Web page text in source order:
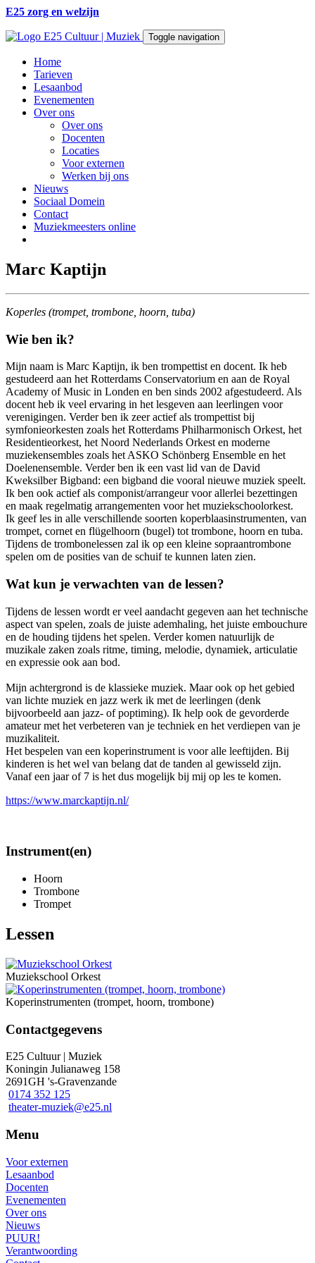
E25 zorg en welzijn
Toggle navigation
Home
Tarieven
Lesaanbod
Evenementen
Over ons
Over ons
Docenten
Locaties
Voor externen
Werken bij ons
Nieuws
Sociaal Domein
Contact
Muziekmeesters online
Marc Kaptijn
Koperles (trompet, trombone, hoorn, tuba)
Wie ben ik?
Mijn naam is Marc Kaptijn, ik ben trompettist en docent. Ik heb
gestudeerd aan het Rotterdams Conservatorium en aan de Royal
Academy of Music in Londen en ben sinds 2002 afgestudeerd. Als
docent heb ik veel ervaring in het lesgeven aan leerlingen voor
verenigingen. Verder ben ik zeer actief als trompettist bij
symfonieorkesten zoals het Rotterdams Philharmonisch Orkest, het
Residentieorkest, het Noord Nederlands Orkest en moderne
muziekensembles zoals het ASKO Schönberg Ensemble en het
Doelenensemble. Verder ben ik een vast lid van de David
Kweksilber Bigband: een bigband die vooral nieuwe muziek speelt.
Ik ben ook actief als componist/arrangeur voor allerlei bezettingen
en maak regelmatig arrangementen voor het muziekschoolorkest.
Ik geef les in alle verschillende soorten koperblaasinstrumenten, van
trompet, cornet en flügelhoorn (bugel) tot trombone, hoorn en tuba.
Tijdens de trombonelessen zal ik op een kleine sopraantrombone
spelen om de posities van de schuif te kunnen laten zien.
Wat kun je verwachten van de lessen?
Tijdens de lessen wordt er veel aandacht gegeven aan het technische
aspect van spelen, zoals de juiste ademhaling, het juiste embouchure
en de houding tijdens het spelen. Verder komen natuurlijk de
muzikale zaken zoals ritme, timing, melodie, dynamiek, articulatie
en expressie ook aan bod.
Mijn achtergrond is de klassieke muziek. Maar ook op het gebied
van lichte muziek en jazz werk ik met de leerlingen (denk
bijvoorbeeld aan jazz- of poptiming). Ik help ook de gevorderde
amateur met het verbeteren van je techniek en het verdiepen van je
muzikaliteit.
Het bespelen van een koperinstrument is voor alle leeftijden. Bij
kinderen is het wel van belang dat de tanden al gewisseld zijn.
Vanaf een jaar of 7 is het dus mogelijk bij mij op les te komen.
https://www.marckaptijn.nl/
Instrument(en)
Hoorn
Trombone
Trompet
Lessen
Muziekschool Orkest
Koperinstrumenten (trompet, hoorn, trombone)
Contactgegevens
E25 Cultuur | Muziek
Koningin Julianaweg 158
2691GH 's-Gravenzande
0174 352 125
theater-muziek@e25.nl
Menu
Voor externen
Lesaanbod
Docenten
Evenementen
Over ons
Nieuws
PUUR!
Verantwoording